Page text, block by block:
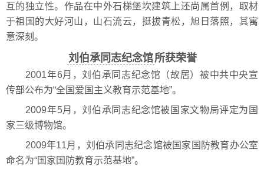
互的独立性。作品在中外石梯堡坎建筑上还尚属首例，取材
于祖国的大好河山，山石流云，挺拔青松，旭日落照，其寓
意深刻。
刘伯承同志纪念馆所获荣誉
2001年6月，刘伯承同志纪念馆（故居）被中共中央宣
传部公布为“全国爱国主义教育示范基地”。
2009年5月，刘伯承同志纪念馆被国家文物局评定为国
家三级博物馆。
2009年11月，刘伯承同志纪念馆被国家国防教育办公室
命名为“国家国防教育示范基地”。